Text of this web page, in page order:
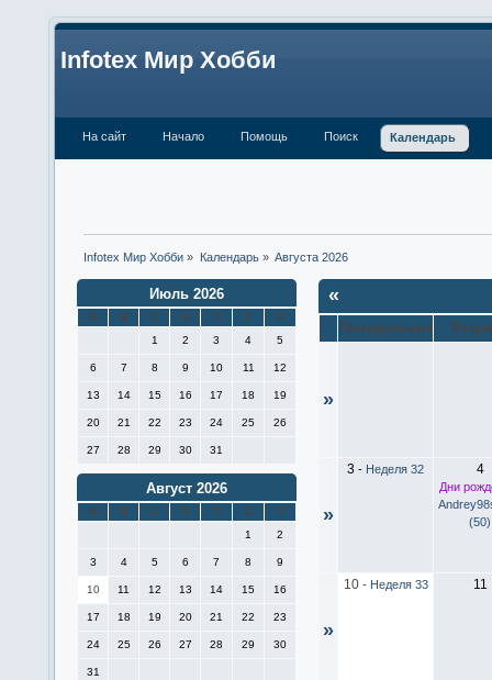
Infotex Мир Хобби
На сайт Начало Помощь Поиск Календарь
Infotex Мир Хобби » Календарь» Августа 2026
Июль 2026
П В С Ч П С
В
1
2 3 4 5
6 7 8 9 10 11 12
13 14 15 16 17 18 19
20 21 22 23 24 25 26
27 28 29 30 31
Август 2026
П В С Ч П С
В
1
2
3 4 5 6 7 8 9
10 11 12 13 14 15 16
17 18 19 20 21 22 23
24 25 26 27 28 29 30
31
«
Понедельник
»
»
3 - Неделя 32 4
Дни
(50)
»
10- Неделя 33 11